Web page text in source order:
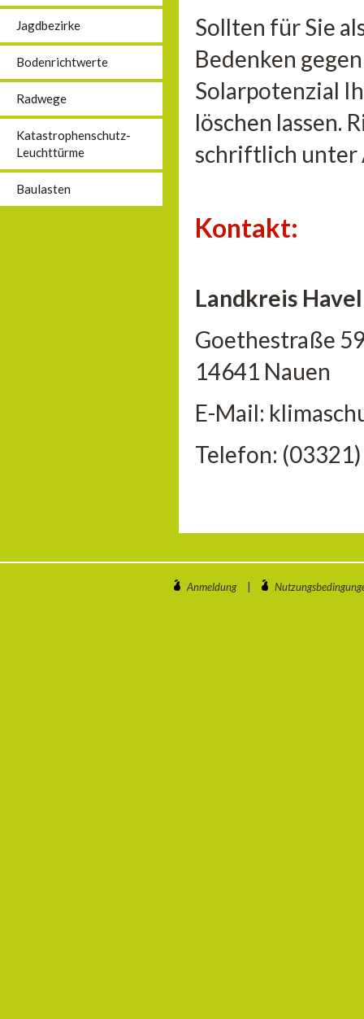
Jagdbezirke
Bodenrichtwerte
Radwege
Katastrophenschutz-
Leuchttürme
Baulasten
Sollten für Sie
Bedenken
Solarpotenzial
löschen lassen.
schriftlich unter
Kontakt:
Landkreis
Goethestraße
14641 Nauen
E-Mail:
Telefon:
Anmeldung